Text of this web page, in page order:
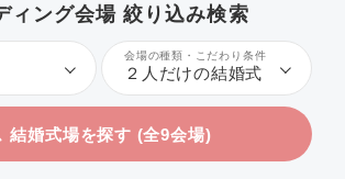
ィング会場 絞り込み検索
会場の種類・こだわり条件
２人だけの結婚式
結婚式場を探す (全9会場)